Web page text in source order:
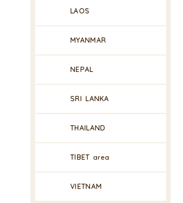
LAOS
MYANMAR
NEPAL
SRI LANKA
THAILAND
TIBET area
VIETNAM